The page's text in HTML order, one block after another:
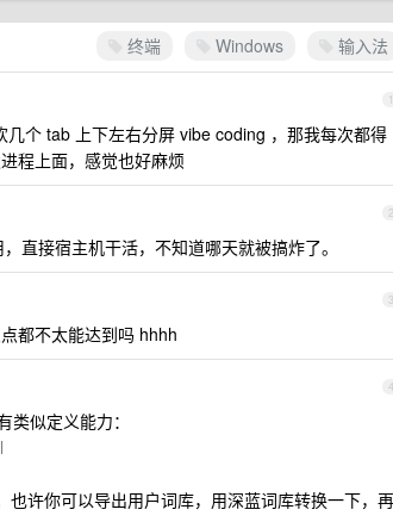
终端 Windows 输入法
1
个 tab 上下左右分屏 vibe coding ，那我每次都得
程上面，感觉也好麻烦
2
直接宿主机干活，不知道哪天就被搞炸了。
3
都不太能达到吗 hhhh
4
似定义能力：
许你可以导出用户词库，用深蓝词库转换一下，再